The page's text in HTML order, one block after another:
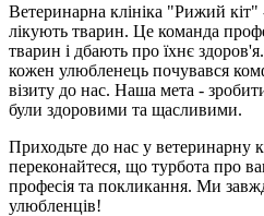
Ветеринарна клініка "Рижий кіт"
лікують тварин. Це команда
тварин і дбають про їхнє
кожен улюбленець почувався
візиту до нас. Наша мета -
були здоровими та щасливими.
Приходьте до нас у ветеринарну
переконайтеся, що турбота про
професія та покликання. Ми
улюбленців!